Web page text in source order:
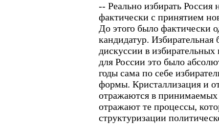
-- Реально избирать Россия
фактически с принятием
До этого было фактически
кандидатур.
дискуссии в
для России это было
годы сама по себе
формы. Кристаллизация и
отражаются в
отражают те процессы,
структуризации